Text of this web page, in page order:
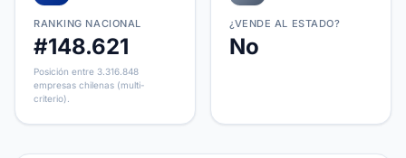
RANKING NACIONAL
#148.621
Posición entre 3.316.848
empresas chilenas (multi-
criterio).
¿VENDE AL ESTADO?
No